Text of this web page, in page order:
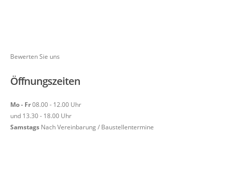
Bewerten Sie uns
Öffnungszeiten
Mo - Fr08.00 - 12.00 Uhr
und 13.30 - 18.00 Uhr
Samstags Nach Vereinbarung / Baustellentermine